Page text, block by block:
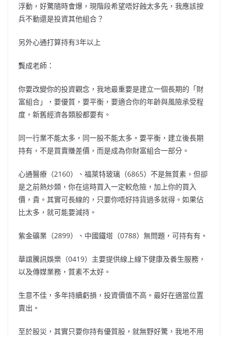
浮動，好驚隨時會爆，現階段希望唔好蝕太多先，我應該按
兵不動還是投資其他組合？
另外心通打算持有3年以上
龔成老師：
你要改變你的投資觀念，我地最重要是建立一個長期的「財
富組合」，要優質，要平衡，要適合你的年齡與風險承受程
度，新舊經濟各類股都要有。
同一行業不能太多，同一股不能太多。要平衡，建立後長期
持有，不是買賣賺差價，而是成為你財富組合一部分。
心通醫療（2160）、福萊特玻璃（6865）不是無質素，但卻
是之前熱炒類，你在這時買入一定較危險，加上你的買入
價，貴。其實可長線的，只要你唔好持貨過多就得。如果佔
比太多，就可能要減持。
紫金礦業（2899）、中國鐵塔（0788）無問題，可持有有。
華誼騰訊娛樂（0419）主要提供線上線下健康及養生服務，
以及傳媒業務，質素不太好。
生意不佳，多年持續虧損，投資價值不高。最好在適當位置
賣出。
至於股災，其實只要你持有優質股，就無野好驚，我地不用